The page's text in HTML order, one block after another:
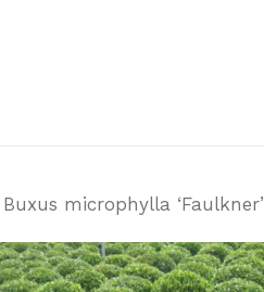
Buxus microphylla ‘Faulkner’